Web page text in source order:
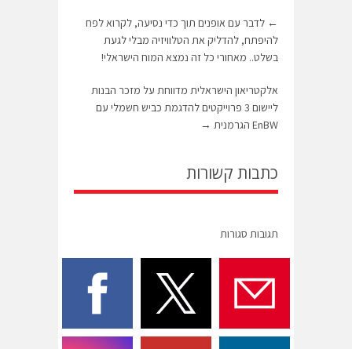
← לדבר עם אופנים תוך כדי נסיעה, לקרוא לפח
להיפתח, להדליק את הטלוויזיה מבלי לגעת
בשלט.. מאחורי כל זה נמצא המוח הישראלי!
אלקטריאון הישראלית מדווחת על מזכר הבנות
ליישום 3 פרוייקטים להדגמת כביש חשמלי עם
EnBW הגרמנית
→
כתבות קשורות
תגובות סגורות